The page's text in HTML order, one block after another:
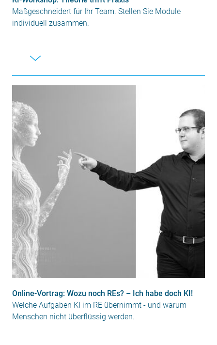
Maßgeschneidert für Ihr Team. Stellen Sie Module
individuell zusammen.
Online-Vortrag: Wozu noch REs? – Ich habe doch KI!
Welche Aufgaben KI im RE übernimmt - und warum
Menschen nicht überflüssig werden.